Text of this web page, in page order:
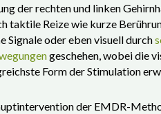
der rechten und linken
taktile Reize wie kurze
Signale oder eben visuell durch
geschehen, wobei die
Form der Stimulation
der EMDR-